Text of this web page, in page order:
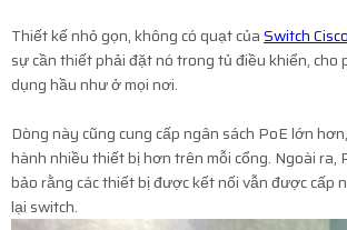
Thiết kế nhỏ gọn, không có quạt củaSwitch
sự cần thiết phải đặt nó trong tủ điều khiển, cho
dụng hầu như ở mọi nơi.
Dòng này cũng cung cấp ngân sách PoE lớn
hành nhiều thiết bị hơn trên mỗi cổng. Ngoài ra,
bảo rằng các thiết bị được kết nối vẫn được cấp
lại switch.